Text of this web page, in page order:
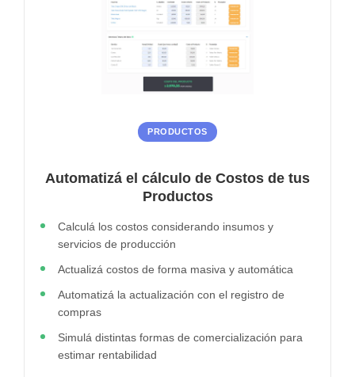
PRODUCTOS
Automatizá el cálculo de Costos de tus
Productos
Calculá los costos considerando insumos y
servicios de producción
Actualizá costos de forma masiva y automática
Automatizá la actualización con el registro de
compras
Simulá distintas formas de comercialización para
estimar rentabilidad